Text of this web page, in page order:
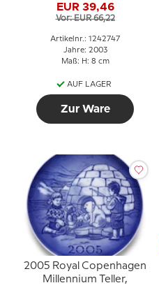
EUR 39,46
Vor: EUR 66,22
Artikelnr.: 1242747
Jahre: 2003
Maß: H: 8 cm
AUF LAGER
Zur Ware
2005 Royal Copenhagen
Millennium Teller,